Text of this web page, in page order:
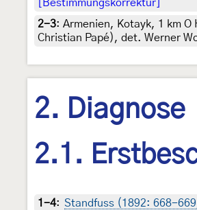
[Bestimmungskorrektur]
2-3: Armenien, Kotayk, 1 km
Christian Papé), det. Werner
2. Diagnose
2.1.
1-4: Standfuss (1892: 668-